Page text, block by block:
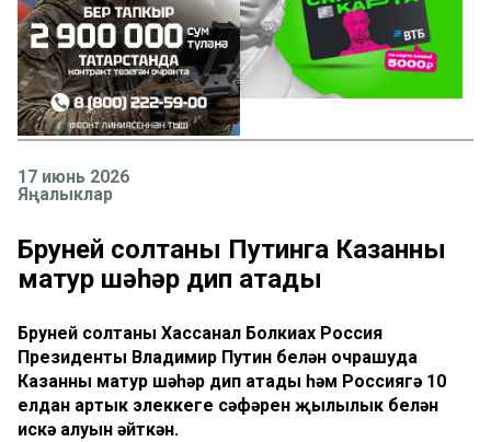
17 июнь 2026
Яңалыклар
Бруней солтаны Путинга Казанны
матур шәһәр дип атады
Бруней солтаны Хассанал Болкиах Россия
Президенты Владимир Путин белән очрашуда
Казанны матур шәһәр дип атады һәм Россиягә 10
елдан артык элеккеге сәфәрен җылылык белән
искә алуын әйткән.